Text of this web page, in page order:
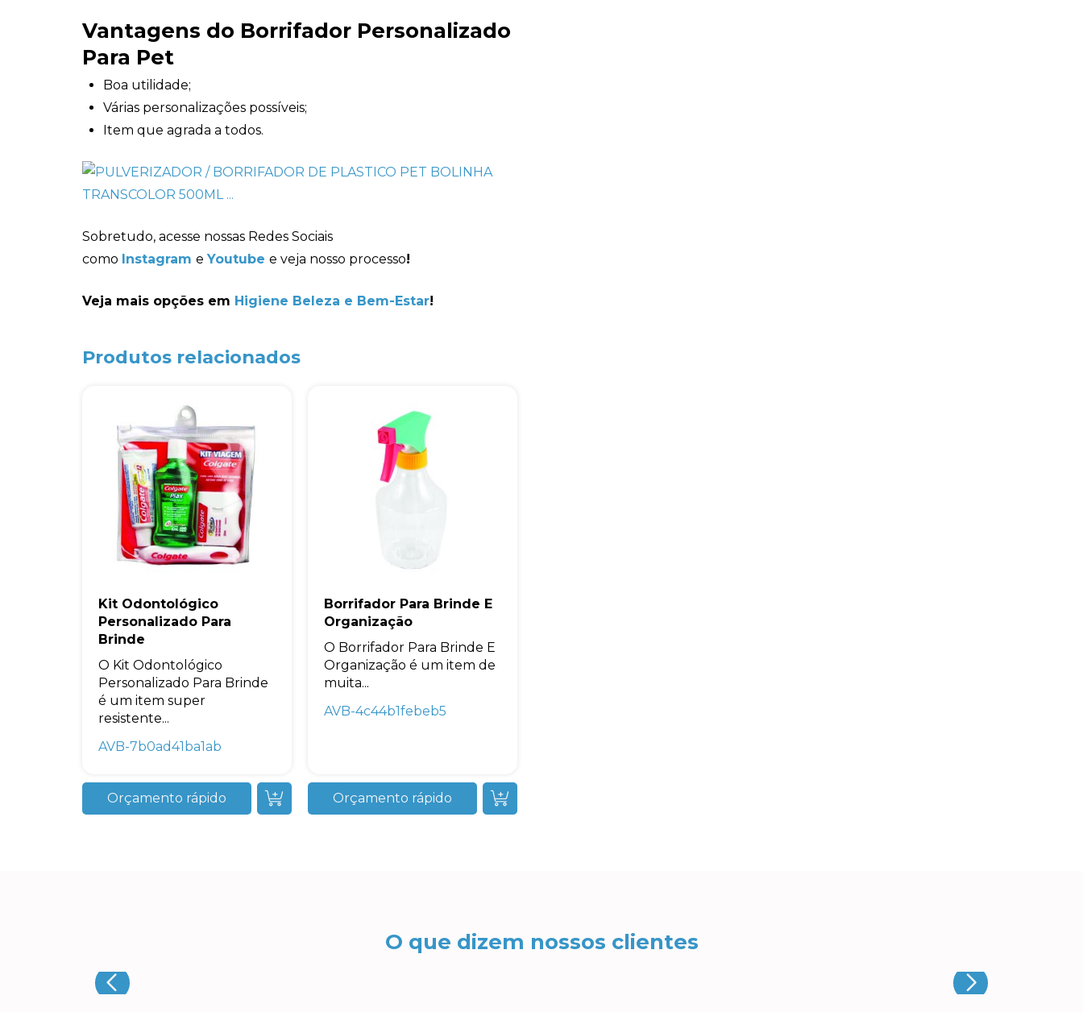
Vantagens do Borrifador Personalizado
Para Pet
Boa utilidade;
Várias personalizações possíveis;
Item que agrada a todos.
Sobretudo, acesse nossas Redes Sociais
como Instagram e Youtube e veja nosso processo!
Veja mais opções em Higiene Beleza e Bem-Estar!
Produtos relacionados
Kit Odontológico
Personalizado Para
Brinde
O Kit Odontológico
Personalizado Para Brinde
é um item super
resistente...
AVB-7b0ad41ba1ab
Orçamento rápido
Borrifador Para Brinde E
Organização
O Borrifador Para Brinde E
Organização é um item de
muita...
AVB-4c44b1febeb5
Orçamento rápido
O que dizem nossos clientes
+55
A nossa empresa está comprometida a proteger e respeitar sua
privacidade, utilizaremos seus dados apenas para fins de
marketing. Você pode alterar suas preferências a qualquer
momento.